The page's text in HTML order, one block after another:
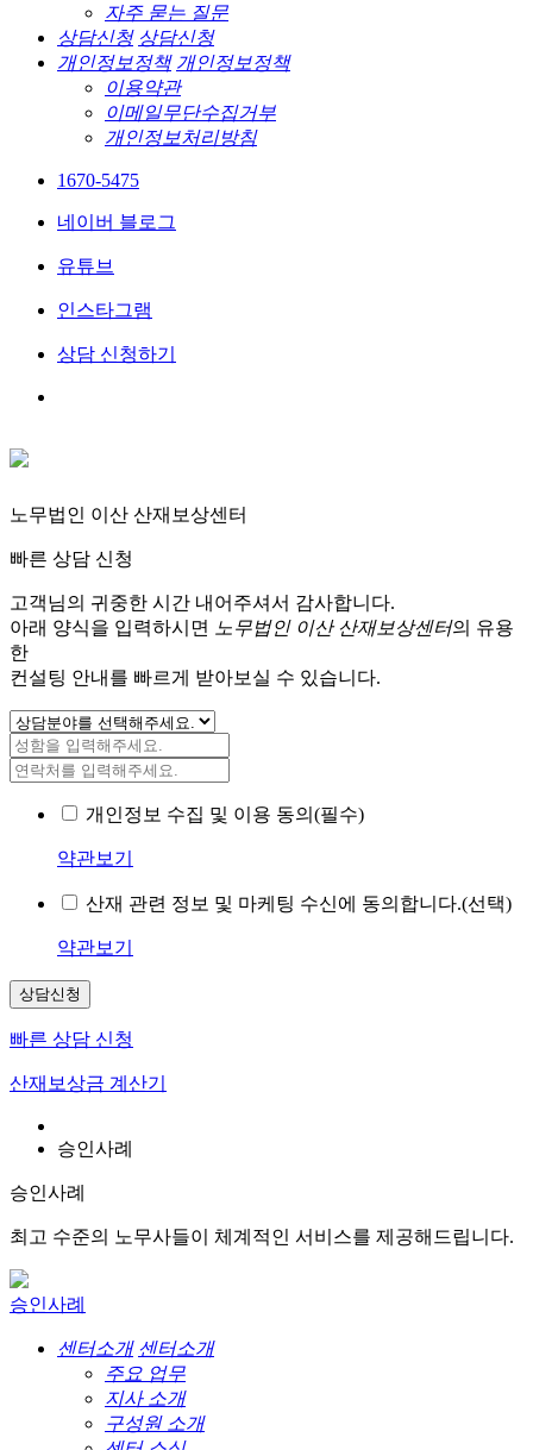
자주 묻는 질문
상담신청 상담신청
개인정보정책 개인정보정책
이용약관
이메일무단수집거부
개인정보처리방침
1670-5475
네이버 블로그
유튜브
인스타그램
상담 신청하기
노무법인 이산 산재보상센터
빠른 상담 신청
고객님의 귀중한 시간 내어주셔서 감사합니다.
아래 양식을 입력하시면
노무법인 이산 산재보상센터의 유용
한
컨설팅 안내를 빠르게 받아보실 수 있습니다.
개인정보 수집 및 이용 동의(필수)
약관보기
산재 관련 정보 및 마케팅 수신에 동의합니다.(선택)
약관보기
상담신청
빠른 상담 신청
산재보상금 계산기
승인사례
승인사례
최고 수준의 노무사들이 체계적인 서비스를 제공해드립니다.
승인사례
센터소개 센터소개
주요 업무
지사 소개
구성원 소개